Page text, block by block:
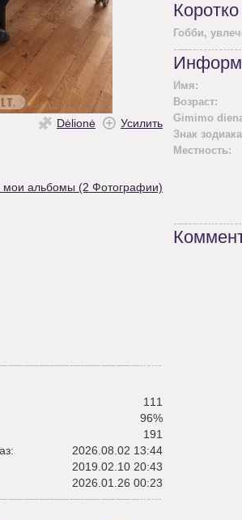
Dėlionė Усилить
мои альбомы (2 Фотографии)
111
96%
191
2026.08.02 13:44
2019.02.10 20:43
2026.01.26 00:23
Гобби,
Имя:
Возраст:
Gimimo
Знак
Местность: